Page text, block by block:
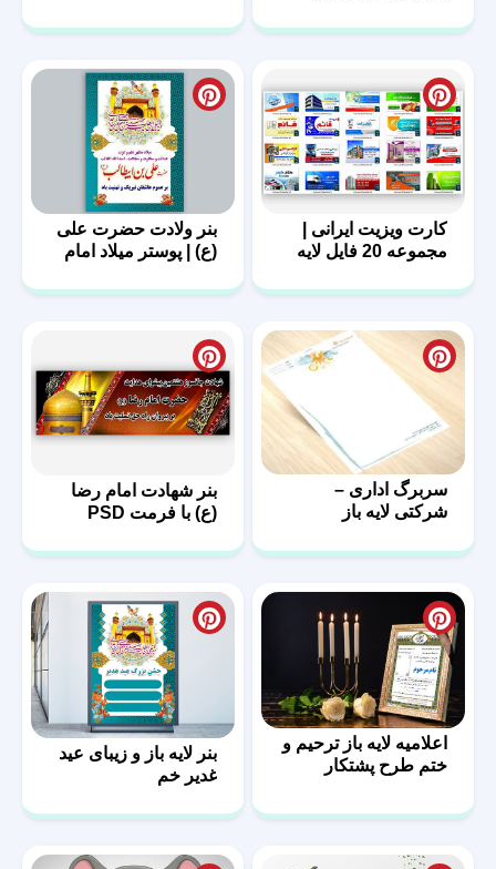
کارت ویزیت ایرانی |
مجموعه 20 فایل لایه
بنر ولادت حضرت علی
(ع) | پوستر میلاد امام
سربرگ اداری –
شرکتی لایه باز
بنر شهادت امام رضا
(ع) با فرمت PSD
اعلامیه لایه باز ترحیم و
ختم طرح پشتکار
بنر لایه باز و زیبای عید
غدیر خم